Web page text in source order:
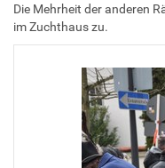
Die Mehrheit der anderen
im Zuchthaus zu.